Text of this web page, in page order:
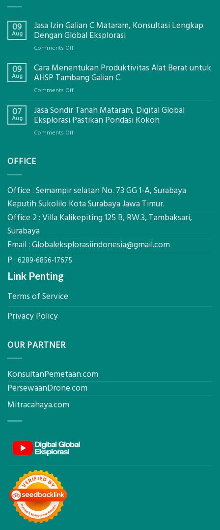
09
Aug
Jasa Izin Galian C Mataram, Konsultasi Lengkap
Dengan Global Eksplorasi
Comments Offon
Izin
Galian
Lengkap
Dengan
Global
09
Aug
Cara Menentukan Produktivitas Alat Berat untuk
AHSP Tambang Galian C
Comments Offon
Menentukan
Produktivitas
07
Aug
Jasa Sondir Tanah Mataram, Digital Global
Eksplorasi Pastikan Pondasi Kokoh
Comments Offon
Global
Pastikan
Pondasi
OFFICE
Office : Semampir selatan No. 73 GG 1-A, Surabaya
Keputih Sukolilo Kota Surabaya Jawa Timur.
Office 2 : Villa Kalikepiting 125 B, RW.3, Tambaksari,
Surabaya
Email : Globaleksplorasiindonesia@gmail.com
P : 6289-6856-17675
Link Penting
Terms of Service
Privacy Policy
OUR PARTNER
KonsultanPemetaan.com
PersewaanDrone.com
Mitracahaya.com